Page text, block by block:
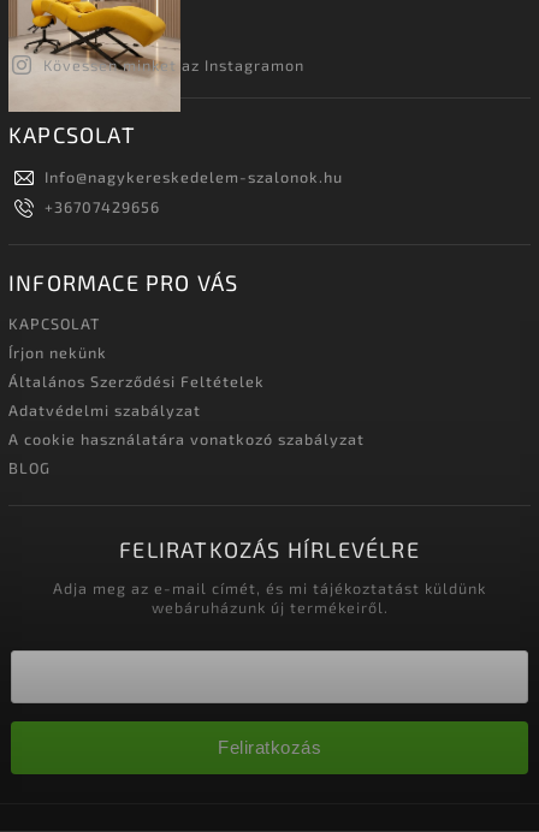
Kövessen minket az Instagramon
KAPCSOLAT
Info@nagykereskedelem-szalonok.hu
+36707429656
INFORMACE PRO VÁS
KAPCSOLAT
Írjon nekünk
Általános Szerződési Feltételek
Adatvédelmi szabályzat
A cookie használatára vonatkozó szabályzat
BLOG
FELIRATKOZÁS HÍRLEVÉLRE
Adja meg az e-mail címét, és mi tájékoztatást küldünk
webáruházunk új termékeiről.
Feliratkozás